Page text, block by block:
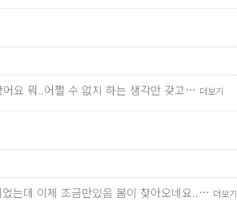
요 뭐..어쩔 수 없지 하는 생각만 갖고… 더보기
는데 이제 조금만있음 봄이 찾아오네요..… 더보기